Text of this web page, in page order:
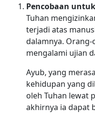
Pencobaan
Tuhan
terjadi atas
dalamnya.
mengalami ujian
Ayub, yang
kehidupan yang
oleh Tuhan lewat
akhirnya ia dapat